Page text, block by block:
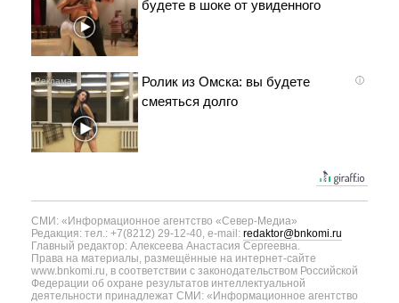
будете в шоке от увиденного
i
Ролик из Омска: вы будете
смеяться долго
СМИ: «Информационное агентство «Север-Медиа»
Редакция: тел.: +7(8212) 29-12-40, e-mail: redaktor@bnkomi.ru
Главный редактор: Алексеева Анастасия Сергеевна.
Права на материалы, размещённые на интернет-сайте
www.bnkomi.ru, в соответствии с законодательством Российской
Федерации об охране результатов интеллектуальной
деятельности принадлежат СМИ: «Информационное агентство